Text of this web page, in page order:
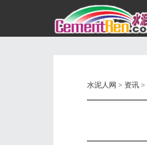
水泥人网 > 资讯>